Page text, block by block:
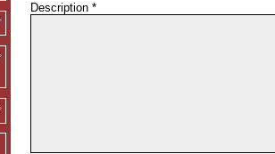
Description *